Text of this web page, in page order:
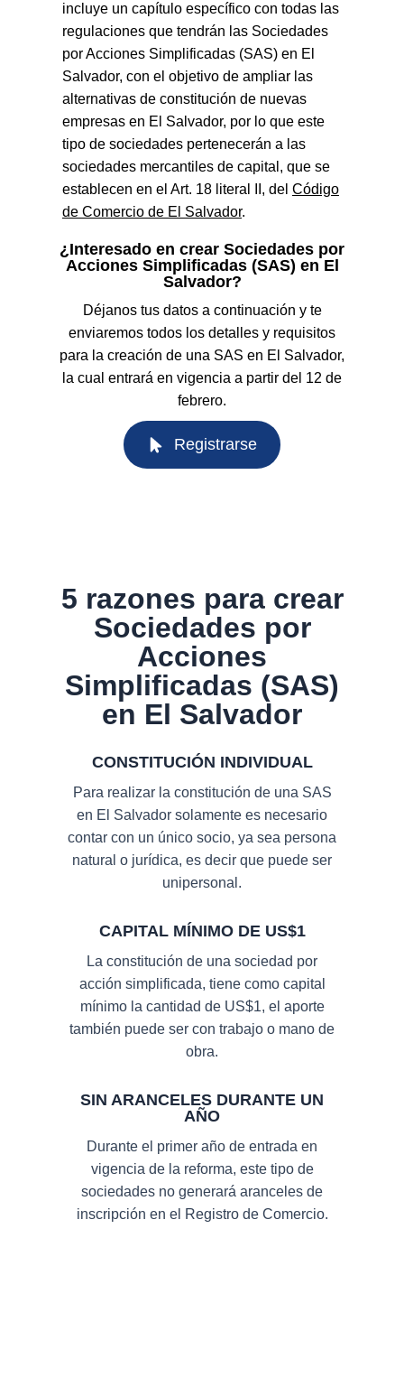
incluye un capítulo específico con todas las
regulaciones que tendrán las Sociedades
por Acciones Simplificadas (SAS) en El
Salvador, con el objetivo de ampliar las
alternativas de constitución de nuevas
empresas en El Salvador, por lo que este
tipo de sociedades pertenecerán a las
sociedades mercantiles de capital, que se
establecen en el Art. 18 literal II, del Código
de Comercio de El Salvador.
¿Interesado en crear Sociedades por
Acciones Simplificadas (SAS) en El
Salvador?
Déjanos tus datos a continuación y te
enviaremos todos los detalles y requisitos
para la creación de una SAS en El Salvador,
la cual entrará en vigencia a partir del 12 de
febrero.
Registrarse
5 razones para crear
Sociedades por
Acciones
Simplificadas (SAS)
en El Salvador
CONSTITUCIÓN INDIVIDUAL
Para realizar la constitución de una SAS
en El Salvador solamente es necesario
contar con un único socio, ya sea persona
natural o jurídica, es decir que puede ser
unipersonal.
CAPITAL MÍNIMO DE US$1
La constitución de una sociedad por
acción simplificada, tiene como capital
mínimo la cantidad de US$1, el aporte
también puede ser con trabajo o mano de
obra.
SIN ARANCELES DURANTE UN
AÑO
Durante el primer año de entrada en
vigencia de la reforma, este tipo de
sociedades no generará aranceles de
inscripción en el Registro de Comercio.